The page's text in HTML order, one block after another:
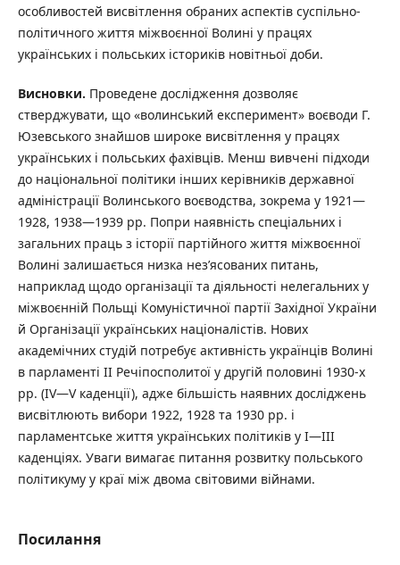
особливостей висвітлення обраних аспектів суспільно-
політичного життя міжвоєнної Волині у працях
українських і польських істориків новітньої доби.
Висновки. Проведене дослідження дозволяє
стверджувати, що «волинський експеримент» воєводи Г.
Юзевського знайшов широке висвітлення у працях
українських і польських фахівців. Менш вивчені підходи
до національної політики інших керівників державної
адміністрації Волинського воєводства, зокрема у 1921—
1928, 1938—1939 рр. Попри наявність спеціальних і
загальних праць з історії партійного життя міжвоєнної
Волині залишається низка нез’ясованих питань,
наприклад щодо організації та діяльності нелегальних у
міжвоєнній Польщі Комуністичної партії Західної України
й Організації українських націоналістів. Нових
академічних студій потребує активність українців Волині
в парламенті ІІ Речіпосполитої у другій половині 1930-х
рр. (IV—V каденції), адже більшість наявних досліджень
висвітлюють вибори 1922, 1928 та 1930 рр. і
парламентське життя українських політиків у І—ІІІ
каденціях. Уваги вимагає питання розвитку польського
політикуму у краї між двома світовими війнами.
Посилання